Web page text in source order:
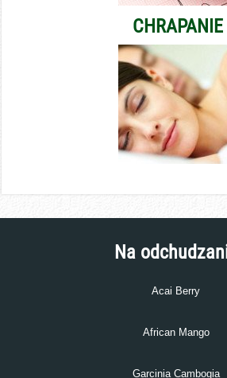
CHRAPANIE
Na
Acai Berry
African Mango
Garcinia Cambogia